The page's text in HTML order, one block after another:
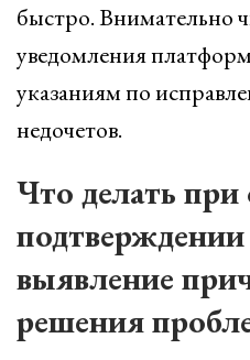
быстро. Внимательно
уведомления
указаниям по
недочетов.
Что делать при
выявление
решения